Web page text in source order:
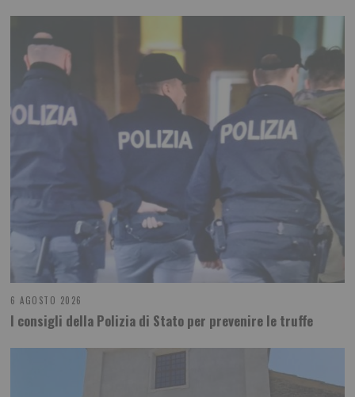
6 AGOSTO 2026
I consigli della Polizia di Stato per prevenire le truffe